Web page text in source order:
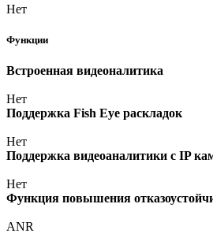
Нет
Функции
Встроенная видеоналитика
Нет
Поддержка Fish Eye раскладок
Нет
Поддержка видеоаналитики с IP
Нет
Функция повышения
ANR